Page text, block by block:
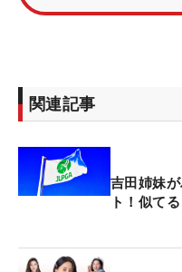
ンサー契約を結び、
ながら撮影場所に現れ
ちにポーズを要求さ
ながら、しっかりと
じくウェアにVポイン
美脚を披露した。
特別協賛をつとめる
関連記事
吉田姉妹
ト！似て